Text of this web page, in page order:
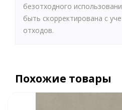
безотходного
быть скорректирована с
отходов.
Похожие товары